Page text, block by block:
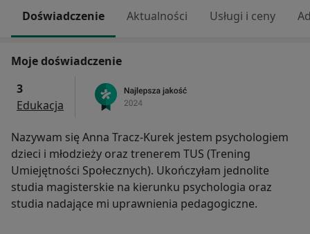
Doświadczenie Aktualności Usługi i ceny
Moje doświadczenie
3
Edukacja
Nazywam się Anna Tracz-Kurek jestem psychologiem
dzieci i młodzieży oraz trenerem TUS (Trening
Umiejętności Społecznych). Ukończyłam jednolite
studia magisterskie na kierunku psychologia oraz
studia nadające mi uprawnienia pedagogiczne.